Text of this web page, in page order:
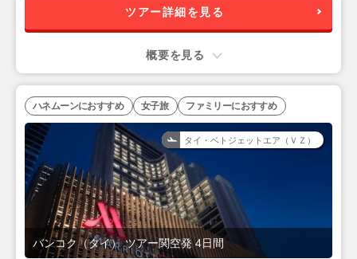
ツアー詳細を見る
概要を見る
バンコク（タイ） ツアー関空発 4日間
タイ・ベトジェットエア（ＶＺ）
ハネムーンにおすすめ 女子旅 ファミリーにおすすめ